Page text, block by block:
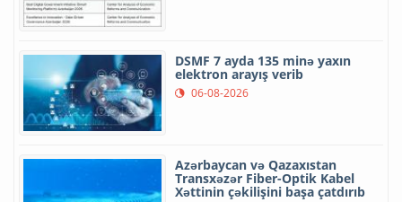
DSMF 7 ayda 135 minə yaxın
elektron arayış verib
06-08-2026
Azərbaycan və Qazaxıstan
Transxəzər Fiber-Optik Kabel
Xəttinin çəkilişini başa çatdırıb